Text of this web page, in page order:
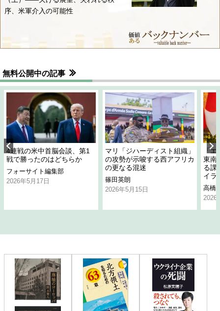
序、米軍介入の可能性
無料公開中の記事
4連戦の米中首脳会談、第1
戦で勝ったのはどちらか
フォーサイト編集部
2026年5月17日
マリ「ジハーディスト組織」
の攻勢が示唆する西アフリカ
の更なる混迷
篠田英朗
2026年5月15日
「
東南
る課
イラ
高橋
2026